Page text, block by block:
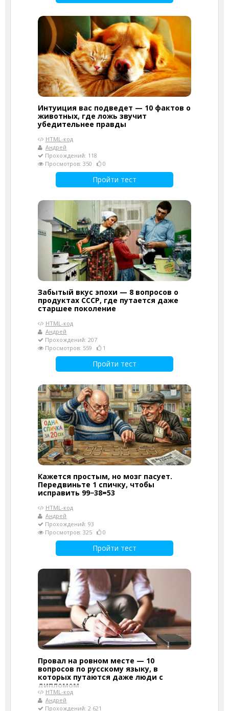
Интуиция вас подведет — 10 фактов о
животных, где ложь звучит
убедительнее правды
HTML-код
Андрей
Прохождений: 118
Просмотров: 350
0
Пройти тест
Забытый вкус эпохи — 8 вопросов о
продуктах СССР, где путается даже
старшее поколение
HTML-код
Андрей
Прохождений: 207
Просмотров: 559
1
Пройти тест
Кажется простым, но мозг пасует.
Передвиньте 1 спичку, чтобы
исправить 99−38=53
HTML-код
Андрей
Прохождений: 93
Просмотров: 325
0
Пройти тест
Провал на ровном месте — 10
вопросов по русскому языку, в
которых путаются даже люди с
дипломом
HTML-код
Андрей
Прохождений: 2 621